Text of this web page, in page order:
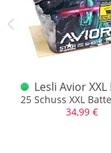
Sternen, kompl.
Lesli Avior
25 Schuss XXL
34,99 €